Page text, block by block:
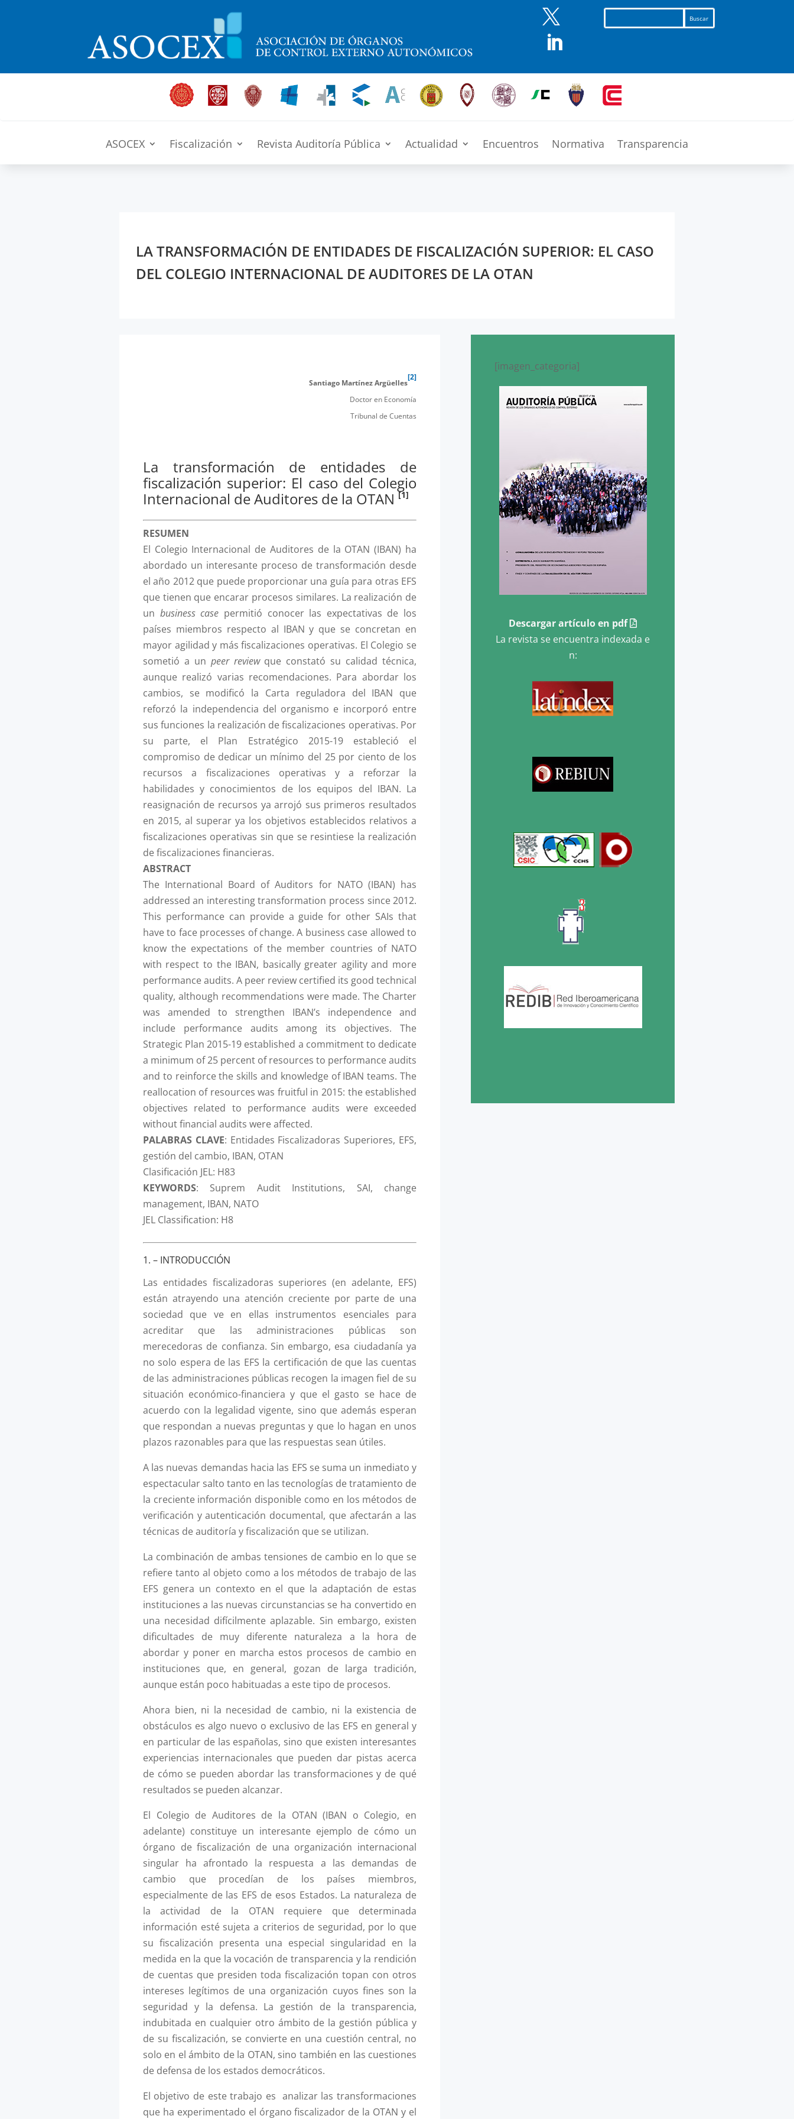


ASOCEX Fiscalización Revista Auditoría Pública Actualidad Encuentros Normativa Transparencia
LA TRANSFORMACIÓN DE ENTIDADES DE FISCALIZACIÓN SUPERIOR: EL CASO
DEL COLEGIO INTERNACIONAL DE AUDITORES DE LA OTAN
Santiago Martínez Argüelles
[2]
Doctor en Economía
Tribunal de Cuentas
La transformación de entidades de
fiscalización superior: El caso del Colegio
Internacional de Auditores de la OTAN [1]
RESUMEN
El Colegio Internacional de Auditores de la OTAN (IBAN) ha
abordado un interesante proceso de transformación desde
el año 2012 que puede proporcionar una guía para otras EFS
que tienen que encarar procesos similares. La realización de
un business case permitió conocer las expectativas de los
países miembros respecto al IBAN y que se concretan en
mayor agilidad y más fiscalizaciones operativas. El Colegio se
sometió a un peer reviewque constató su calidad técnica,
aunque realizó varias recomendaciones. Para abordar los
cambios, se modificó la Carta reguladora del IBAN que
reforzó la independencia del organismo e incorporó entre
sus funciones la realización de fiscalizaciones operativas. Por
su parte, el Plan Estratégico 2015-19 estableció el
compromiso de dedicar un mínimo del 25 por ciento de los
recursos a fiscalizaciones operativas y a reforzar la
habilidades y conocimientos de los equipos del IBAN. La
reasignación de recursos ya arrojó sus primeros resultados
en 2015, al superar ya los objetivos establecidos relativos a
fiscalizaciones operativas sin que se resintiese la realización
de fiscalizaciones financieras.
ABSTRACT
The International Board of Auditors for NATO (IBAN) has
addressed an interesting transformation process since 2012.
This performance can provide a guide for other SAIs that
have to face processes of change. A business case allowed to
know the expectations of the member countries of NATO
with respect to the IBAN, basically greater agility and more
performance audits. A peer review certified its good technical
quality, although recommendations were made. The Charter
was amended to strengthen IBAN’s independence and
include performance audits among its objectives. The
Strategic Plan 2015-19 established a commitment to dedicate
a minimum of 25 percent of resources to performance audits
and to reinforce the skills and knowledge of IBAN teams. The
reallocation of resources was fruitful in 2015: the established
objectives related to performance audits were exceeded
without financial audits were affected.
PALABRAS CLAVE: Entidades Fiscalizadoras Superiores, EFS,
gestión del cambio, IBAN, OTAN
Clasificación JEL: H83
KEYWORDS: Suprem Audit Institutions, SAI, change
management, IBAN, NATO
JEL Classification: H8
1. – INTRODUCCIÓN
Las entidades fiscalizadoras superiores (en adelante, EFS)
están atrayendo una atención creciente por parte de una
sociedad que ve en ellas instrumentos esenciales para
acreditar que las administraciones públicas son
merecedoras de confianza. Sin embargo, esa ciudadanía ya
no solo espera de las EFS la certificación de que las cuentas
de las administraciones públicas recogen la imagen fiel de su
situación económico-financiera y que el gasto se hace de
acuerdo con la legalidad vigente, sino que además esperan
que respondan a nuevas preguntas y que lo hagan en unos
plazos razonables para que las respuestas sean útiles.
A las nuevas demandas hacia las EFS se suma un inmediato y
espectacular salto tanto en las tecnologías de tratamiento de
la creciente información disponible como en los métodos de
verificación y autenticación documental, que afectarán a las
técnicas de auditoría y fiscalización que se utilizan.
La combinación de ambas tensiones de cambio en lo que se
refiere tanto al objeto como a los métodos de trabajo de las
EFS genera un contexto en el que la adaptación de estas
instituciones a las nuevas circunstancias se ha convertido en
una necesidad difícilmente aplazable. Sin embargo, existen
dificultades de muy diferente naturaleza a la hora de
abordar y poner en marcha estos procesos de cambio en
instituciones que, en general, gozan de larga tradición,
aunque están poco habituadas a este tipo de procesos.
Ahora bien, ni la necesidad de cambio, ni la existencia de
obstáculos es algo nuevo o exclusivo de las EFS en general y
en particular de las españolas, sino que existen interesantes
experiencias internacionales que pueden dar pistas acerca
de cómo se pueden abordar las transformaciones y de qué
resultados se pueden alcanzar.
El Colegio de Auditores de la OTAN (IBAN o Colegio, en
adelante) constituye un interesante ejemplo de cómo un
órgano de fiscalización de una organización internacional
singular ha afrontado la respuesta a las demandas de
cambio que procedían de los países miembros,
especialmente de las EFS de esos Estados. La naturaleza de
la actividad de la OTAN requiere que determinada
información esté sujeta a criterios de seguridad, por lo que
su fiscalización presenta una especial singularidad en la
medida en la que la vocación de transparencia y la rendición
de cuentas que presiden toda fiscalización topan con otros
intereses legítimos de una organización cuyos fines son la
seguridad y la defensa. La gestión de la transparencia,
indubitada en cualquier otro ámbito de la gestión pública y
de su fiscalización, se convierte en una cuestión central, no
solo en el ámbito de la OTAN, sino también en las cuestiones
de defensa de los estados democráticos.
El objetivo de este trabajo es analizar las transformaciones
que ha experimentado el órgano fiscalizador de la OTAN y el
[imagen_categoria]
Descargar artículo en pdf
La revista se encuentra indexada e
n: